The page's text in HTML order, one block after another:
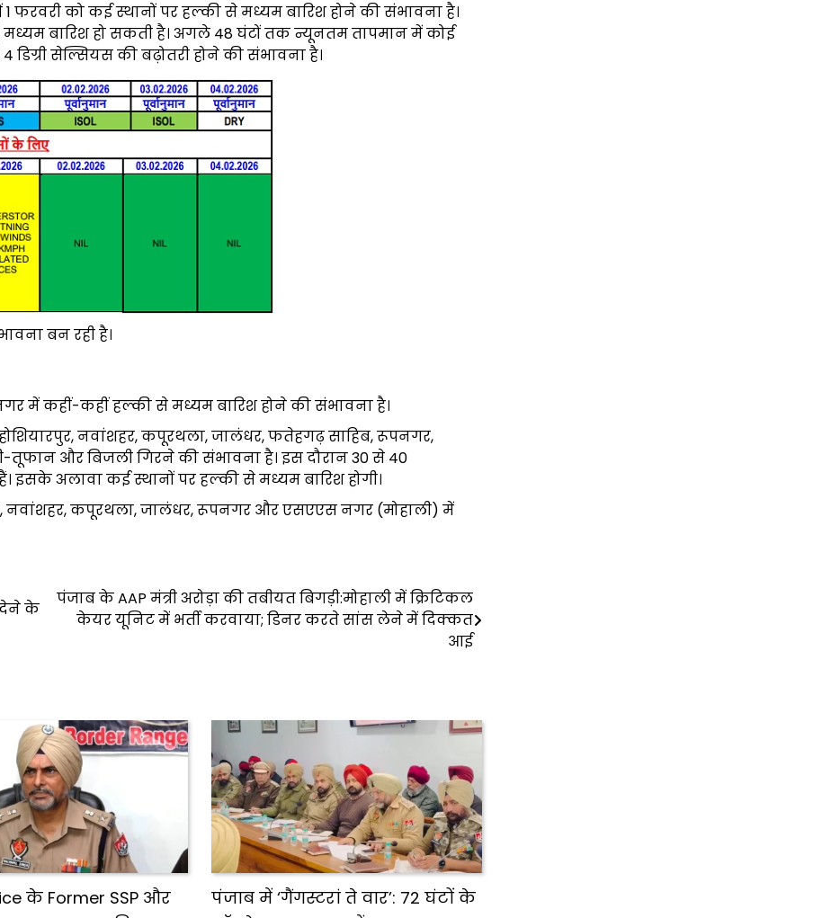
फरवरी को कई स्थानों पर हल्की से मध्यम बारिश होने की संभावना है।
बारिश हो सकती है। अगले 48 घंटों तक न्यूनतम तापमान में कोई
सेल्सियस की बढ़ोतरी होने की संभावना है।
बन रही है।
में कहीं-कहीं हल्की से मध्यम बारिश होने की संभावना है।
नवांशहर, कपूरथला, जालंधर, फतेहगढ़ साहिब, रूपनगर,
और बिजली गिरने की संभावना है। इस दौरान 30 से 40
इसके अलावा कई स्थानों पर हल्की से मध्यम बारिश होगी।
नवांशहर, कपूरथला, जालंधर, रूपनगर और एसएएस नगर (मोहाली) में
देने के
पंजाब के AAP मंत्री अरोड़ा की तबीयत बिगड़ी:मोहाली में क्रिटिकल
केयर यूनिट में भर्ती करवाया; डिनर करते सांस लेने में दिक्कत
आई
के Former SSP और
पंजाब में ‘गैंगस्टरां ते वार’: 72 घंटों के